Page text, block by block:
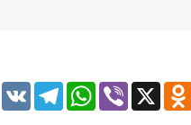
VK TelegramWhatsApp
Viber X